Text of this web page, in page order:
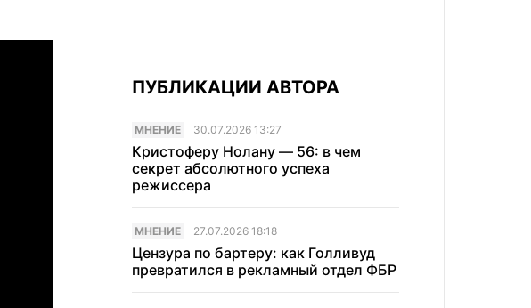
ПУБЛИКАЦИИ АВТОРА
МНЕНИЕ 30.07.2026 13:27
Кристоферу Нолану — 56: в чем
секрет абсолютного успеха
режиссера
МНЕНИЕ 27.07.2026 18:18
Цензура по бартеру: как Голливуд
превратился в рекламный отдел ФБР